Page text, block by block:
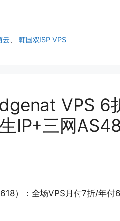
云、韩国双ISP VPS
VPS 6
IP+三网
）：全场VPS月付7折/年付